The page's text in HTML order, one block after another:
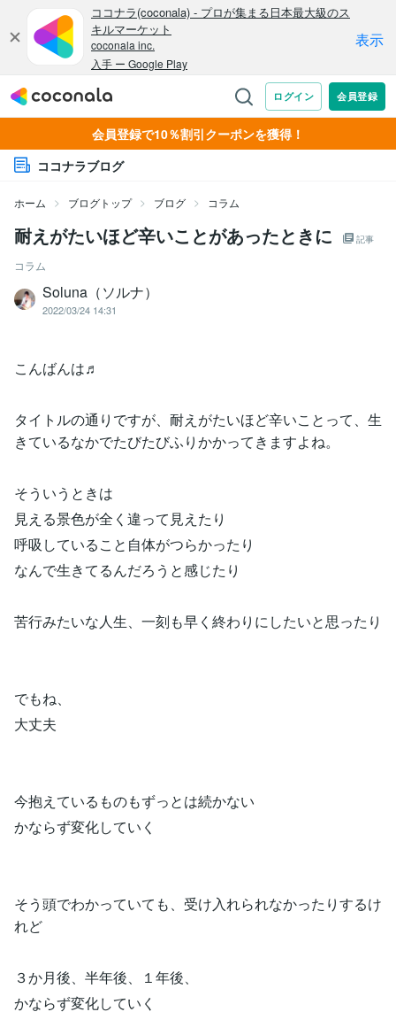
会員登録で10％割引クーポンを獲得！
ココナラブログ
ホーム ブログトップ ブログ コラム
耐えがたいほど辛いことがあったときに 記事
コラム
Soluna（ソルナ）
2022/03/24 14:31
こんばんは♬
タイトルの通りですが、耐えがたいほど辛いことって、生
きているなかでたびたびふりかかってきますよね。
そういうときは
見える景色が全く違って見えたり
呼吸していること自体がつらかったり
なんで生きてるんだろうと感じたり
苦行みたいな人生、一刻も早く終わりにしたいと思ったり
でもね、
大丈夫
今抱えているものもずっとは続かない
かならず変化していく
そう頭でわかっていても、受け入れられなかったりするけ
れど
３か月後、半年後、１年後、
かならず変化していく